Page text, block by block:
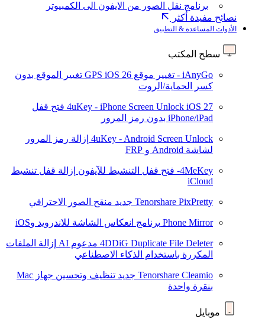
برنامج نقل الصور من الايفون الى الكمبيوتر
نصائح مفيدة أكثر
الأدوات المساعدة & التطبيق
سطح المكتب
iAnyGo - تغيير موقع GPS iOS 26
تغيير الموقع بدون
كسر الحماية/الروت
4uKey - iPhone Screen Unlock iOS 27
فتح قفل
iPhone/iPad بدون رمز المرور
4uKey - Android Screen Unlock إزالة رمز المرور
لشاشة Android و FRP
4MeKey- فتح قفل التنشيط للآيفون
إزالة قفل تنشيط
iCloud
Tenorshare PixPretty جديد منقح الصور الاحترافي
Phone Mirror برنامج انعكاس الشاشة للاندرويد وiOS
4DDiG Duplicate File Deleter مدعوم AI
إزالة الملفات
المكررة باستخدام الذكاء الاصطناعي
Tenorshare Cleamio جديد
تنظيف وتحسين جهاز Mac
بنقرة واحدة
موبايل